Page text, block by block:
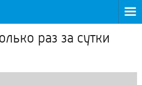
раз за сутки